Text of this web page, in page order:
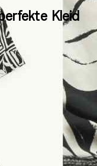
Kleid